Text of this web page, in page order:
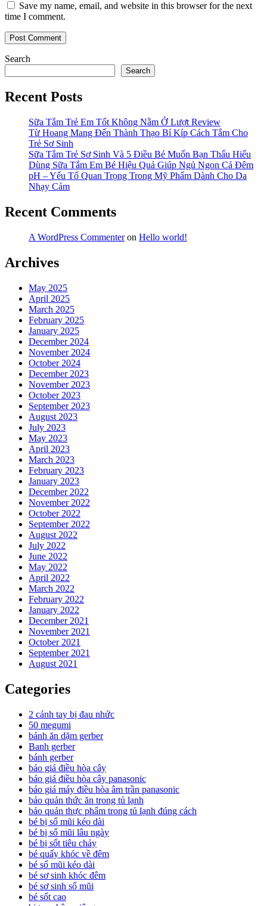
Save my name, email, and website in this browser for the next
time I comment.
Search
Search
Recent Posts
Sữa Tắm Trẻ Em Tốt Không Nằm Ở Lượt Review
Từ Hoang Mang Đến Thành Thạo Bí Kíp Cách Tắm Cho
Trẻ Sơ Sinh
Sữa Tắm Trẻ Sơ Sinh Và 5 Điều Bé Muốn Bạn Thấu Hiểu
Dùng Sữa Tắm Em Bé Hiệu Quả Giúp Ngủ Ngon Cả Đêm
pH – Yếu Tố Quan Trọng Trong Mỹ Phẩm Dành Cho Da
Nhạy Cảm
Recent Comments
A WordPress Commenteron Hello world!
Archives
May 2025
April 2025
March 2025
February 2025
January 2025
December 2024
November 2024
October 2024
December 2023
November 2023
October 2023
September 2023
August 2023
July 2023
May 2023
April 2023
March 2023
February 2023
January 2023
December 2022
November 2022
October 2022
September 2022
August 2022
July 2022
June 2022
May 2022
April 2022
March 2022
February 2022
January 2022
December 2021
November 2021
October 2021
September 2021
August 2021
Categories
2 cánh tay bị đau nhức
50 megumi
bánh ăn dặm gerber
Banh gerber
bánh gerber
báo giá điều hòa cây
báo giá điều hòa cây panasonic
báo giá máy điều hòa âm trần panasonic
bảo quản thức ăn trong tủ lạnh
bảo quản thực phẩm trong tủ lạnh đúng cách
bé bị sổ mũi kéo dài
bé bị sổ mũi lâu ngày
bé bị sốt tiêu chảy
bé quấy khóc về đêm
bé sổ mũi kéo dài
bé sơ sinh khóc đêm
bé sơ sinh sổ mũi
bé sốt cao